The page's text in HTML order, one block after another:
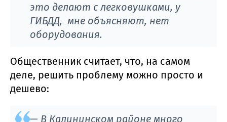
это делают с легковушками, у
ГИБДД, мне объясняют, нет
оборудования.
Общественник считает, что, на самом
деле, решить проблему можно просто и
дешево:
— В Калининском районе много